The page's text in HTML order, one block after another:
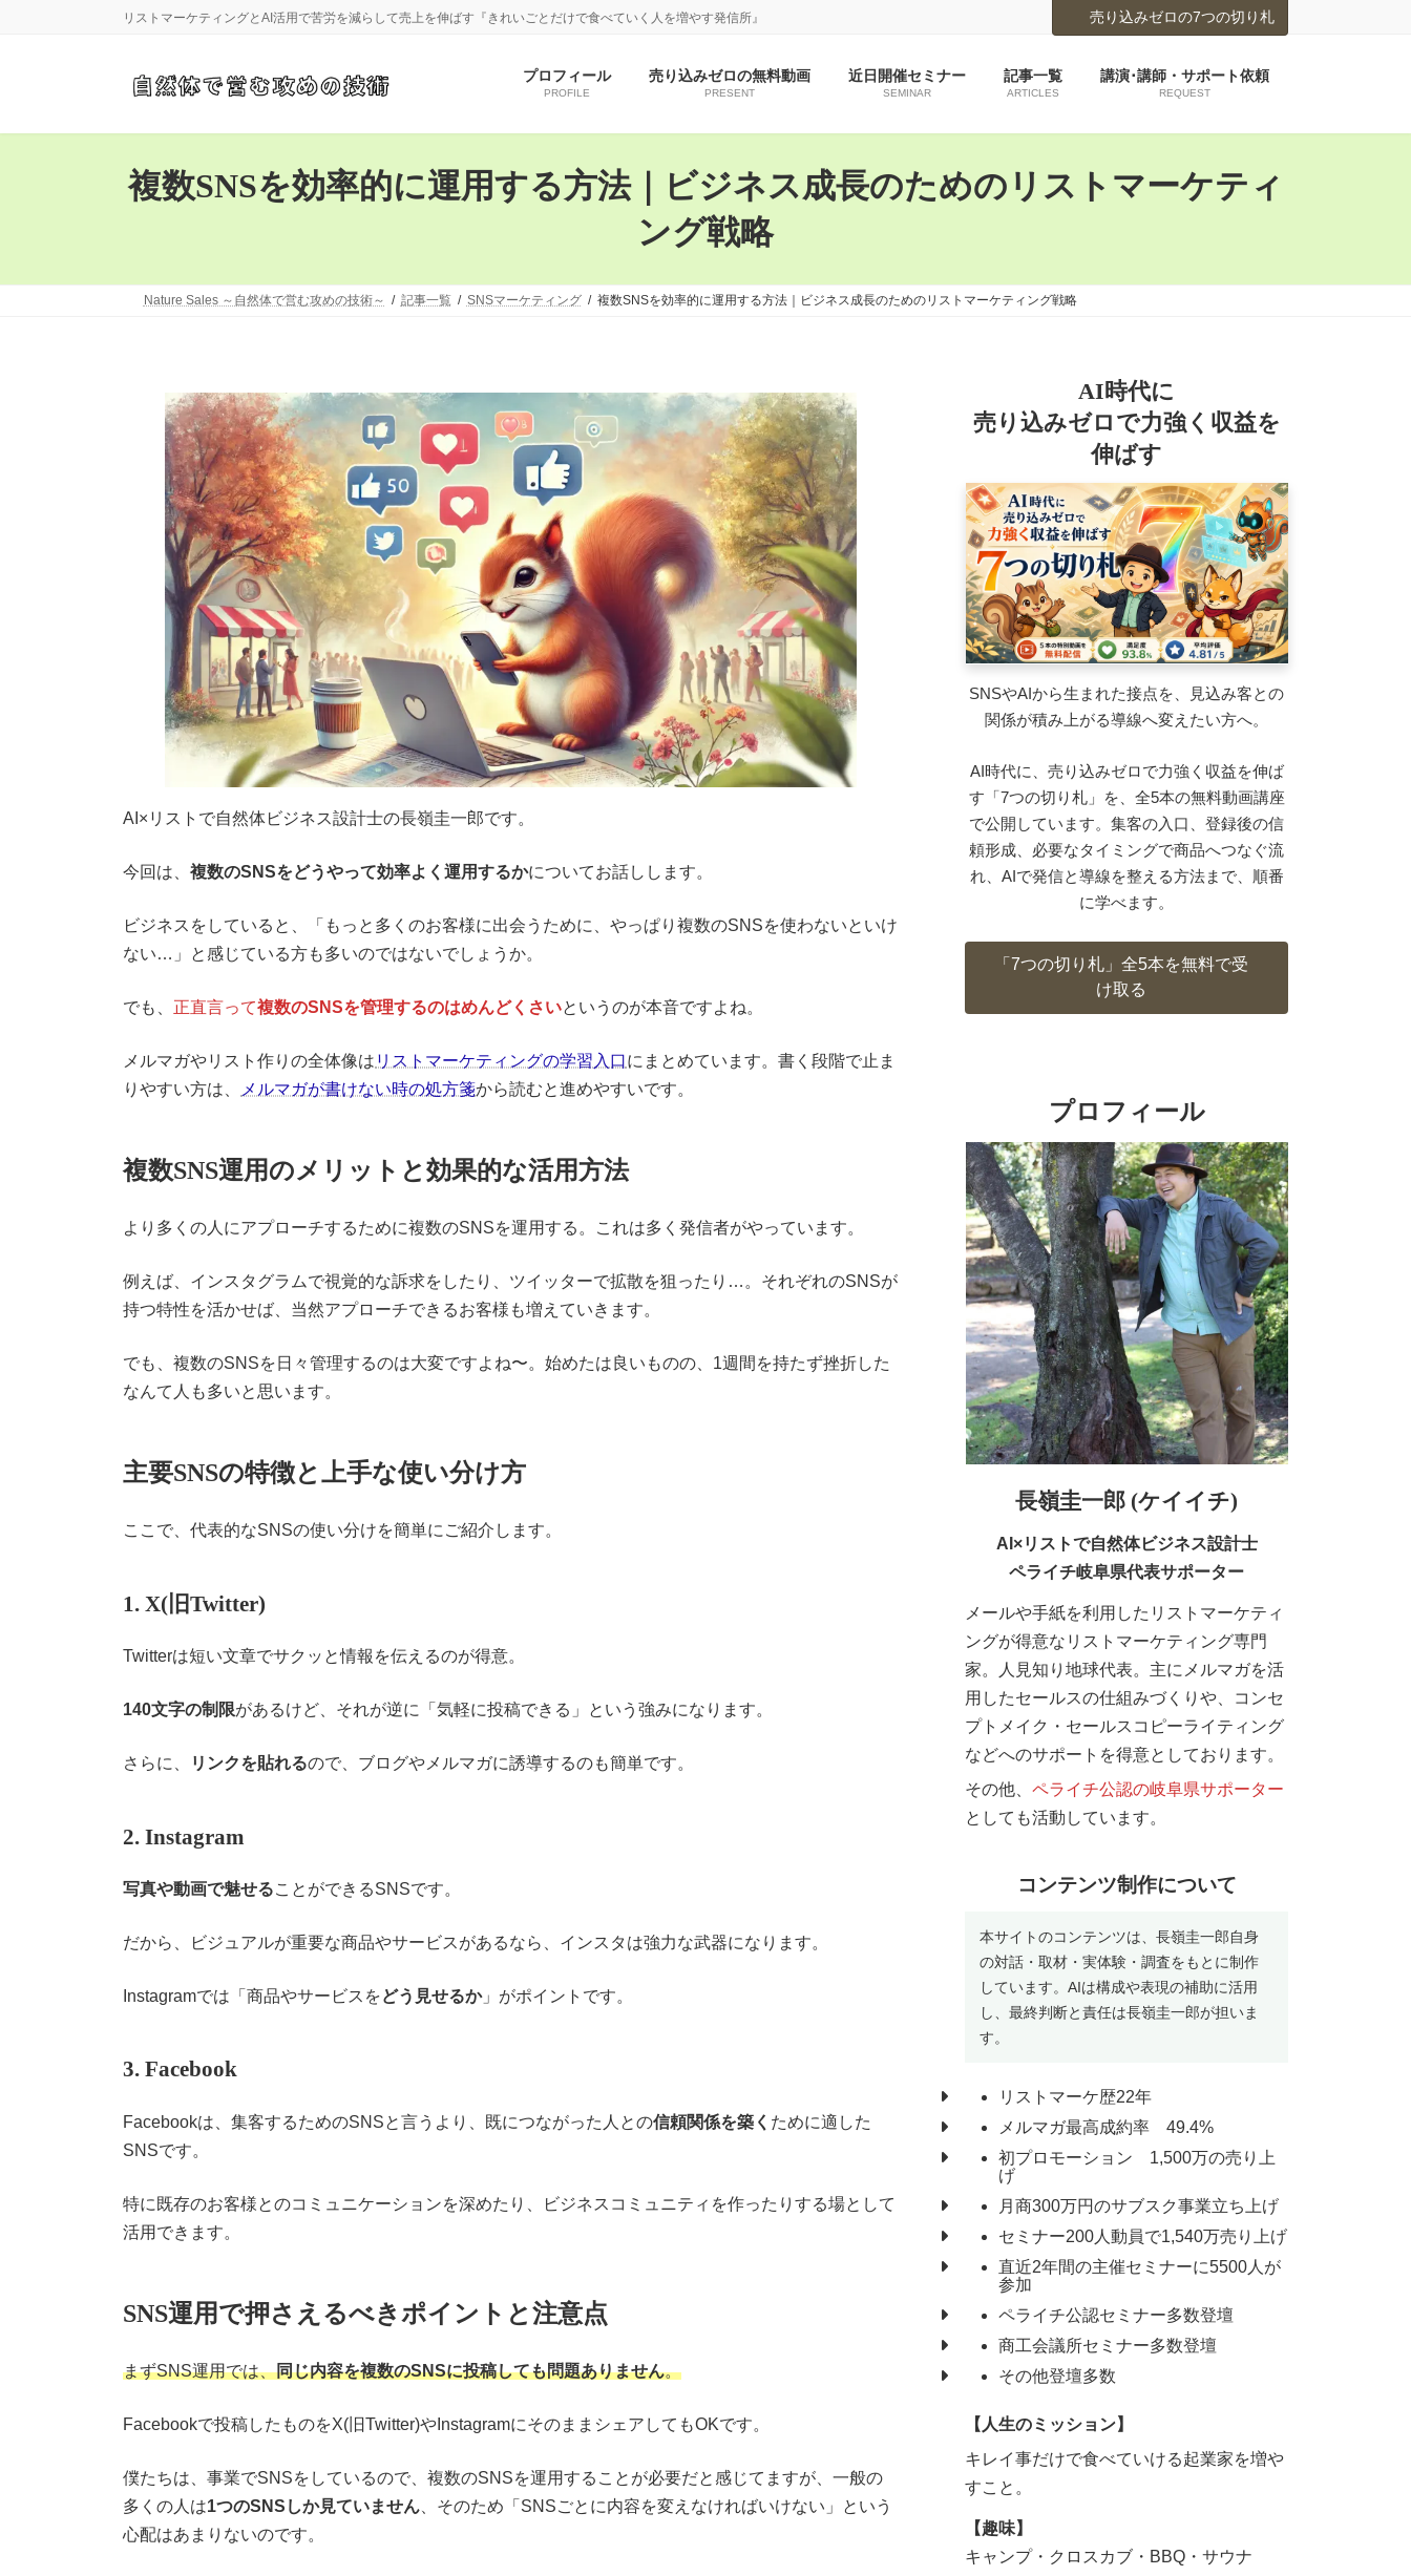
リストマーケティングとAI活用で苦労を減らして売上を伸ばす『きれいごとだけで食べていく人を増やす発信所』 売り込みゼロの7つの切り札
プロフィール
PROFILE
売り込みゼロの無料動画
PRESENT
近日開催セミナー
SEMINAR
記事一覧
ARTICLES
講演･講師・サポート依頼
REQUEST
複数SNSを効率的に運用する方法｜ビジネス成長のためのリストマーケティ
ング戦略
Nature Sales ～自然体で営む攻めの技術～ 記事一覧 SNSマーケティング 複数SNSを効率的に運用する方法｜ビジネス成長のためのリストマーケティング戦略
AI×リストで自然体ビジネス設計士の長嶺圭一郎です。
今回は、 複数のSNSをどうやって効率よく運用するかについてお話しします。
ビジネスをしていると、「もっと多くのお客様に出会うために、やっぱり複数のSNSを使わないといけ
ない…」と感じている方も多いのではないでしょうか。
でも、 正直言って複数のSNSを管理するのはめんどくさいというのが本音ですよね。
メルマガやリスト作りの全体像は リストマーケティングの学習入口にまとめています。書く段階で止ま
りやすい方は、
メルマガが書けない時の処方箋から読むと進めやすいです。
複数SNS運用のメリットと効果的な活用方法
より多くの人にアプローチするために複数のSNSを運用する。これは多く発信者がやっています。
例えば、インスタグラムで視覚的な訴求をしたり、ツイッターで拡散を狙ったり…。それぞれのSNSが
持つ特性を活かせば、当然アプローチできるお客様も増えていきます。
でも、複数のSNSを日々管理するのは大変ですよね〜。始めたは良いものの、1週間を持たず挫折した
なんて人も多いと思います。
主要SNSの特徴と上手な使い分け方
ここで、代表的なSNSの使い分けを簡単にご紹介します。
1. X(旧Twitter)
Twitterは短い文章でサクッと情報を伝えるのが得意。
140文字の制限があるけど、それが逆に「気軽に投稿できる」という強みになります。
さらに、 リンクを貼れるので、ブログやメルマガに誘導するのも簡単です。
2. Instagram
写真や動画で魅せることができるSNSです。
だから、ビジュアルが重要な商品やサービスがあるなら、インスタは強力な武器になります。
Instagramでは「商品やサービスをどう見せるか」がポイントです。
3. Facebook
Facebookは、集客するためのSNSと言うより、既につながった人との信頼関係を築く ために適した
SNSです。
特に既存のお客様とのコミュニケーションを深めたり、ビジネスコミュニティを作ったりする場として
活用できます。
SNS運用で押さえるべきポイントと注意点
まずSNS運用では、同じ内容を複数のSNSに投稿しても問題ありません。
Facebookで投稿したものをX(旧Twitter)やInstagramにそのままシェアしてもOKです。
僕たちは、事業でSNSをしているので、複数のSNSを運用することが必要だと感じてますが、一般の
多くの人は1つのSNSしか見ていません 、そのため「SNSごとに内容を変えなければいけない」という
心配はあまりないのです。
AI時代に
売り込みゼロで力強く収益を
伸ばす
SNSやAIから生まれた接点を、見込み客との
関係が積み上がる導線へ変えたい方へ。
AI時代に、売り込みゼロで力強く収益を伸ば
す「7つの切り札」を、全5本の無料動画講座
で公開しています。集客の入口、登録後の信
頼形成、必要なタイミングで商品へつなぐ流
れ、AIで発信と導線を整える方法まで、順番
に学べます。
「7つの切り札」全5本を無料で受
け取る
プロフィール
長嶺圭一郎 (ケイイチ)
AI×リストで自然体ビジネス設計士
ペライチ岐阜県代表サポーター
メールや手紙を利用したリストマーケティ
ングが得意なリストマーケティング専門
家。人見知り地球代表。主にメルマガを活
用したセールスの仕組みづくりや、コンセ
プトメイク・セールスコピーライティング
などへのサポートを得意としております。
その他、ペライチ公認の岐阜県サポーター
としても活動しています。
コンテンツ制作について
本サイトのコンテンツは、長嶺圭一郎自身
の対話・取材・実体験・調査をもとに制作
しています。AIは構成や表現の補助に活用
し、最終判断と責任は長嶺圭一郎が担いま
す。
リストマーケ歴22年
メルマガ最高成約率 49.4%
初プロモーション 1,500万の売り上
げ
月商300万円のサブスク事業立ち上げ
セミナー200人動員で1,540万売り上げ
直近2年間の主催セミナーに5500人が
参加
ペライチ公認セミナー多数登壇
商工会議所セミナー多数登壇
その他登壇多数
【人生のミッション】
キレイ事だけで食べていける起業家を増や
すこと。
【趣味】
キャンプ・クロスカブ・BBQ・サウナ